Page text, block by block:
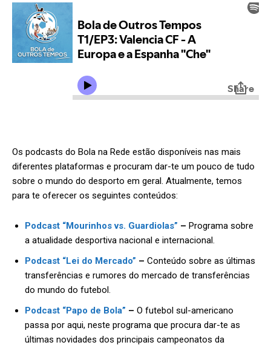
Os podcasts do Bola na Rede estão disponíveis nas mais
diferentes plataformas e procuram dar-te um pouco de tudo
sobre o mundo do desporto em geral. Atualmente, temos
para te oferecer os seguintes conteúdos:
Podcast “Mourinhos vs. Guardiolas” – Programa sobre
a atualidade desportiva nacional e internacional.
Podcast “Lei do Mercado” – Conteúdo sobre as últimas
transferências e rumores do mercado de transferências
do mundo do futebol.
Podcast “Papo de Bola” – O futebol sul-americano
passa por aqui, neste programa que procura dar-te as
últimas novidades dos principais campeonatos da